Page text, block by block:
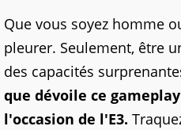
Que vous soyez homme
pleurer. Seulement, être
des capacités
que dévoile ce
l'occasion de l'E3.